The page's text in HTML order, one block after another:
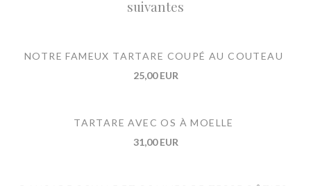
suivantes
NOTRE FAMEUX TARTARE COUPÉ AU COUTEAU
25,00 EUR
TARTARE AVEC OS À MOELLE
31,00 EUR